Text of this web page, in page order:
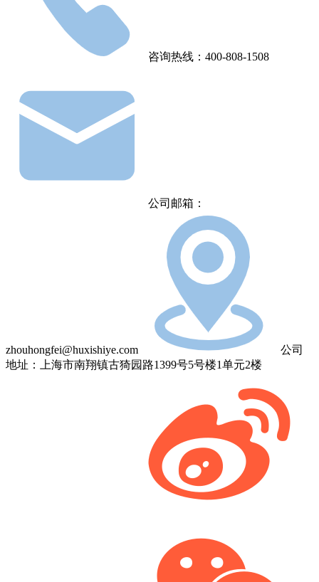
咨询热线：400-808-1508
公司邮箱：
zhouhongfei@huxishiye.com
公司
地址：上海市南翔镇古猗园路1399号5号楼1单元2楼